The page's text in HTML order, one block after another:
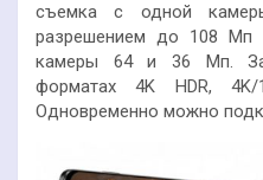
съемка с одной
разрешением до 108 Мп
камеры 64 и 36 Мп.
форматах 4K HDR,
Одновременно можно